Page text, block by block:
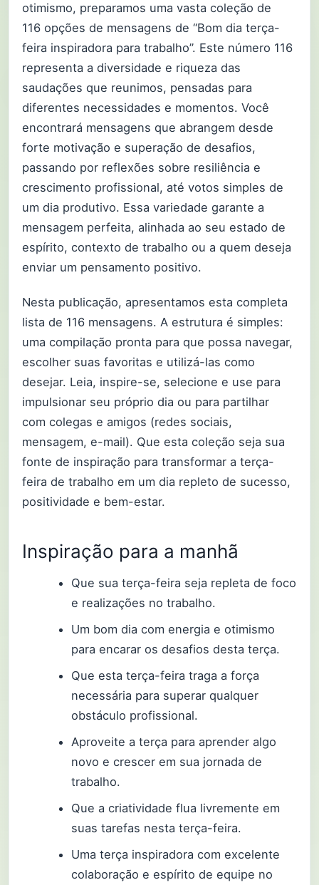
otimismo, preparamos uma vasta coleção de
116 opções de mensagens de “Bom dia terça-
feira inspiradora para trabalho”. Este número 116
representa a diversidade e riqueza das
saudações que reunimos, pensadas para
diferentes necessidades e momentos. Você
encontrará mensagens que abrangem desde
forte motivação e superação de desafios,
passando por reflexões sobre resiliência e
crescimento profissional, até votos simples de
um dia produtivo. Essa variedade garante a
mensagem perfeita, alinhada ao seu estado de
espírito, contexto de trabalho ou a quem deseja
enviar um pensamento positivo.
Nesta publicação, apresentamos esta completa
lista de 116 mensagens. A estrutura é simples:
uma compilação pronta para que possa navegar,
escolher suas favoritas e utilizá-las como
desejar. Leia, inspire-se, selecione e use para
impulsionar seu próprio dia ou para partilhar
com colegas e amigos (redes sociais,
mensagem, e-mail). Que esta coleção seja sua
fonte de inspiração para transformar a terça-
feira de trabalho em um dia repleto de sucesso,
positividade e bem-estar.
Inspiração para a manhã
Que sua terça-feira seja repleta de foco
e realizações no trabalho.
Um bom dia com energia e otimismo
para encarar os desafios desta terça.
Que esta terça-feira traga a força
necessária para superar qualquer
obstáculo profissional.
Aproveite a terça para aprender algo
novo e crescer em sua jornada de
trabalho.
Que a criatividade flua livremente em
suas tarefas nesta terça-feira.
Uma terça inspiradora com excelente
colaboração e espírito de equipe no